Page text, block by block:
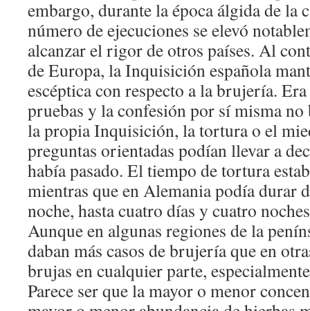
embargo, durante la época álgida de la
número de ejecuciones se elevó
alcanzar el rigor de otros países. Al
de Europa, la Inquisición española
escéptica con respecto a la brujería.
pruebas y la confesión por sí misma no
la propia Inquisición, la tortura o el
preguntas orientadas podían llevar a
había pasado. El tiempo de tortura
mientras que en Alemania podía durar
noche, hasta cuatro días y cuatro
Aunque en algunas regiones de la
daban más casos de brujería que en
brujas en cualquier parte,
Parece ser que la mayor o menor